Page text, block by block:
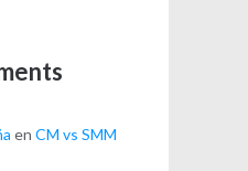
en CM vs SMM